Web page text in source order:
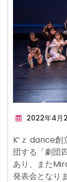
2022年4月
K’ｚ dance創
団する「劇団
あり、また
発表会となり